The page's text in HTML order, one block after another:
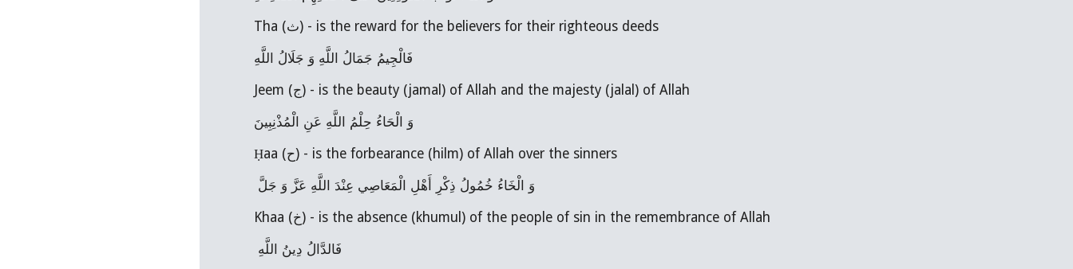
Tha (ث) - is the reward for the believers for their righteous deeds
فَالْجِيمُ جَمَالُ اللَّهِ وَ جَلَالُ اللَّهِ
Jeem (ج) - is the beauty (jamal) of Allah and the majesty (jalal) of Allah
وَ الْحَاءُ حِلْمُ اللَّهِ عَنِ الْمُذْنِبِينَ
Ḥaa (ح) - is the forbearance (hilm) of Allah over the sinners
وَ الْخَاءُ خُمُولُ ذِكْرِ أَهْلِ الْمَعَاصِي عِنْدَ اللَّهِ عَزَّ وَ جَلَّ
Khaa (خ) - is the absence (khumul) of the people of sin in the remembrance of Allah
فَالدَّالُ دِينُ اللَّهِ